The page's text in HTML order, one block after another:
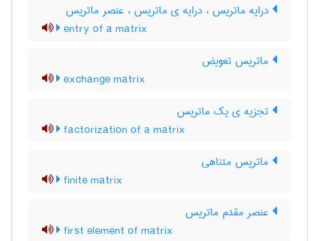
درایه ماتریس ، درایه ی ماتریس ، عنصر ماتریس
entry of a matrix
ماتریس تعویض
exchange matrix
تجزیه ی یک ماتریس
factorization of a matrix
ماتریس متناهی
finite matrix
عنصر مقدم ماتریس
first element of matrix